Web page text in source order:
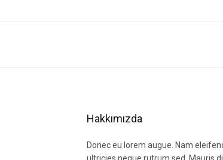
Hakkımızda
Donec eu lorem augue. Nam